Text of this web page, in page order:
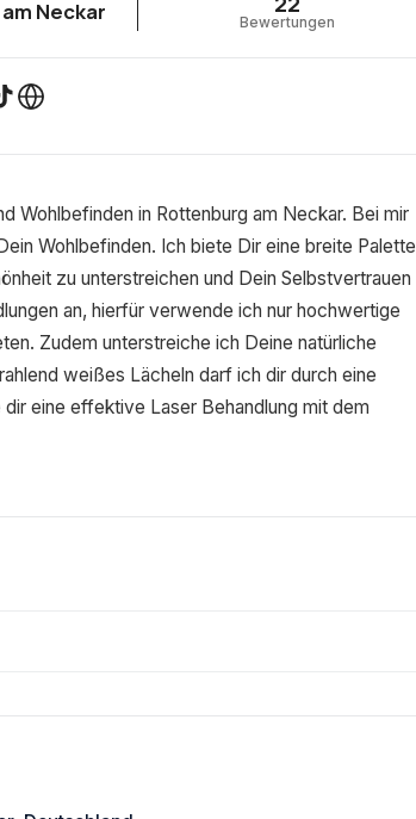
Neckar Bewertungen
Wohlbefinden in Rottenburg am Neckar. Bei mir
Wohlbefinden. Ich biete Dir eine breite Palette
zu unterstreichen und Dein Selbstvertrauen
an, hierfür verwende ich nur hochwertige
Zudem unterstreiche ich Deine natürliche
weißes Lächeln darf ich dir durch eine
eine effektive Laser Behandlung mit dem